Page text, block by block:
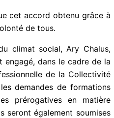
cet accord obtenu grâce à
de tous.
climat social, Ary Chalus,
engagé, dans le cadre de la
de la Collectivité
demandes de formations
prérogatives en matière
seront également soumises